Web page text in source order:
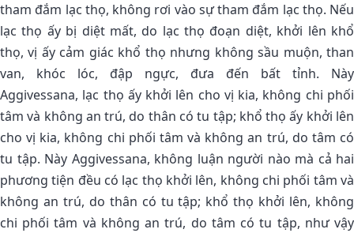
tham đắm lạc thọ, không rơi vào sự tham đắm lạc thọ. Nếu
lạc thọ ấy bị diệt mất, do lạc thọ đoạn diệt, khởi lên khổ
thọ, vị ấy cảm giác khổ thọ nhưng không sầu muộn, than
van, khóc lóc, đập ngực, đưa đến bất tỉnh. Này
Aggivessana, lạc thọ ấy khởi lên cho vị kia, không chi phối
tâm và không an trú, do thân có tu tập; khổ thọ ấy khởi lên
cho vị kia, không chi phối tâm và không an trú, do tâm có
tu tập. Này Aggivessana, không luận người nào mà cả hai
phương tiện đều có lạc thọ khởi lên, không chi phối tâm và
không an trú, do thân có tu tập; khổ thọ khởi lên, không
chi phối tâm và không an trú, do tâm có tu tập, như vậy